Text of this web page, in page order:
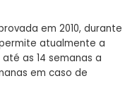
em 2010, durante
atualmente a
as 14 semanas a
em caso de